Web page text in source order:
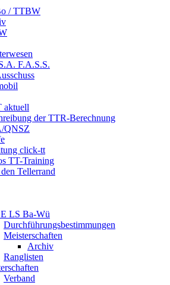
/ TTBW
F.A.S.S.
aktuell
der TTR-Berechnung
QNSZ
click-tt
TT-Training
Tellerrand
LS Ba-Wü
Durchführungsbestimmungen
Meisterschaften
Archiv
Ranglisten
Verband